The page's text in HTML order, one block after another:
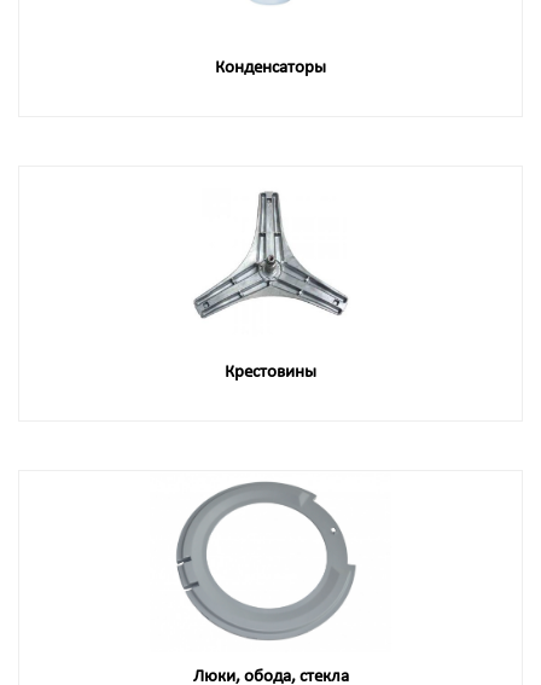
Конденсаторы
Крестовины
Люки, обода, стекла